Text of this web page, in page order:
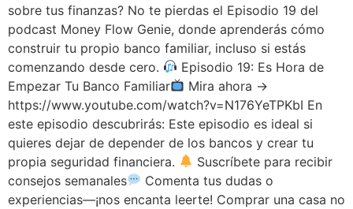
sobre tus finanzas? No te pierdas el Episodio 19 del
podcast Money Flow Genie, donde aprenderás cómo
construir tu propio banco familiar, incluso si estás
comenzando desde cero.
Episodio 19: Es Hora de
Empezar Tu Banco Familiar
Mira ahora →
https://www.youtube.com/watch?v=N176YeTPKbI En
este episodio descubrirás: Este episodio es ideal si
quieres dejar de depender de los bancos y crear tu
propia seguridad financiera.
Suscríbete para recibir
consejos semanales
Comenta tus dudas o
experiencias—¡nos encanta leerte! Comprar una casa no